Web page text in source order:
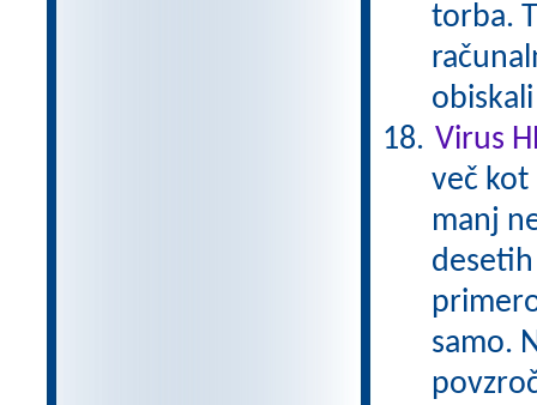
torba.
Virus
več kot
manj
samo.